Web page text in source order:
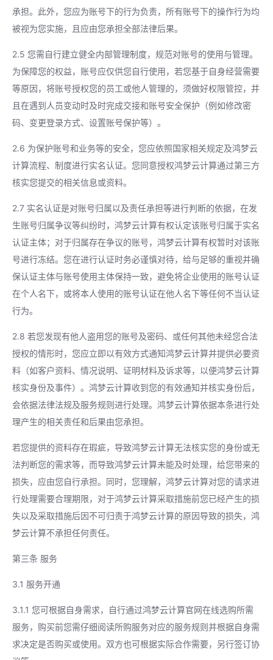
承担。此外，您应为账号下的行为负责，所有账号下的操作行为均
被视为您实施，且应由您承担全部法律后果。
2.5 您需自行建立健全内部管理制度，规范对账号的使用与管理。
为保障您的权益，账号应仅供您自行使用，若您基于自身经营需要
等原因，将账号授权您的员工或他人管理的，须做好权限管控，并
且在遇到人员变动时及时完成交接和账号安全保护（例如修改密
码、变更登录方式、设置账号保护等）。
2.6 为保护账号和业务等的安全，您应依照国家相关规定及鸿梦云
计算流程、制度进行实名认证。您同意授权鸿梦云计算通过第三方
核实您提交的相关信息或资料。
2.7 实名认证是对账号归属以及责任承担等进行判断的依据，在发
生账号归属争议等纠纷时，鸿梦云计算有权认定该账号归属于实名
认证主体；对于归属存在争议的账号，鸿梦云计算有权暂时对该账
号进行冻结。您在进行认证时务必谨慎对待，给与足够的重视并确
保认证主体与账号使用主体保持一致，避免将企业使用的账号认证
在个人名下，或将本人使用的账号认证在他人名下等任何不当认证
行为。
2.8 若您发现有他人盗用您的账号及密码、或任何其他未经您合法
授权的情形时，您应立即以有效方式通知鸿梦云计算并提供必要资
料（如客户资料、情况说明、证明材料及诉求等，以便鸿梦云计算
核实身份及事件）。鸿梦云计算收到您的有效通知并核实身份后，
会依据法律法规及服务规则进行处理。鸿梦云计算依据本条进行处
理产生的相关责任和后果由您承担。
若您提供的资料存在瑕疵，导致鸿梦云计算无法核实您的身份或无
法判断您的需求等，而导致鸿梦云计算未能及时处理，给您带来的
损失，应由您自行承担。同时，您理解，鸿梦云计算对您的请求进
行处理需要合理期限，对于鸿梦云计算采取措施前您已经产生的损
失以及采取措施后因不可归责于鸿梦云计算的原因导致的损失，鸿
梦云计算不承担任何责任。
第三条 服务
3.1 服务开通
3.1.1 您可根据自身需求，自行通过鸿梦云计算官网在线选购所需
服务，购买前您需仔细阅读所购服务对应的服务规则并根据自身需
求决定是否购买或使用。双方也可根据实际合作需要，另行签订协